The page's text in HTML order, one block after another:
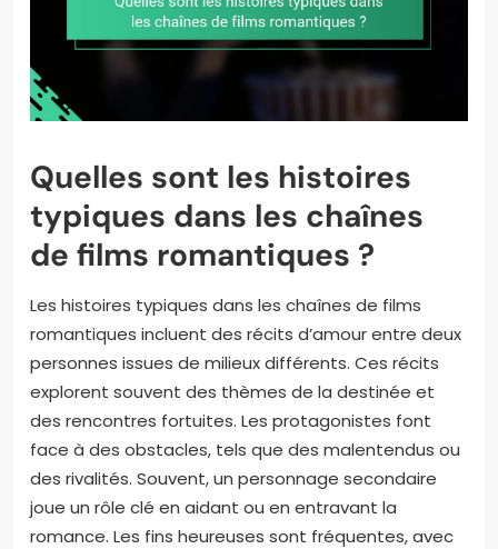
Quelles sont les histoires
typiques dans les chaînes
de films romantiques ?
Les histoires typiques dans les chaînes de films
romantiques incluent des récits d’amour entre deux
personnes issues de milieux différents. Ces récits
explorent souvent des thèmes de la destinée et
des rencontres fortuites. Les protagonistes font
face à des obstacles, tels que des malentendus ou
des rivalités. Souvent, un personnage secondaire
joue un rôle clé en aidant ou en entravant la
romance. Les fins heureuses sont fréquentes, avec